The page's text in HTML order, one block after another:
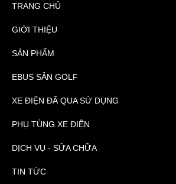
TRANG CHỦ
GIỚI THIỆU
SẢN PHẨM
EBUS SÂN GOLF
XE ĐIỆN ĐÃ QUA SỬ DỤNG
PHỤ TÙNG XE ĐIỆN
DỊCH VỤ - SỬA CHỮA
TIN TỨC